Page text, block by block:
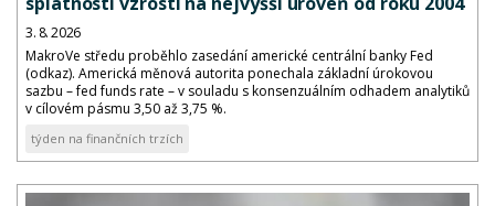
3. 8. 2026
MakroVe středu proběhlo zasedání americké centrální banky Fed
(odkaz). Americká měnová autorita ponechala základní úrokovou
sazbu – fed funds rate – v souladu s konsenzuálním odhadem analytiků
v cílovém pásmu 3,50 až 3,75 %.
týden na finančních trzích